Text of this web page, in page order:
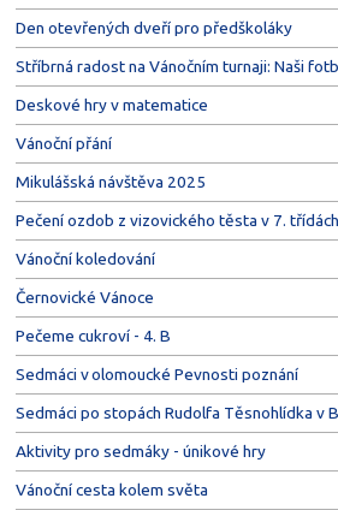
Den otevřených dveří pro předškoláky
Stříbrná radost na Vánočním turnaji: Naši
Deskové hry v matematice
Vánoční přání
Mikulášská návštěva 2025
Pečení ozdob z vizovického těsta v 7. třídách
Vánoční koledování
Černovické Vánoce
Pečeme cukroví - 4. B
Sedmáci v olomoucké Pevnosti poznání
Sedmáci po stopách Rudolfa Těsnohlídka v
Aktivity pro sedmáky - únikové hry
Vánoční cesta kolem světa